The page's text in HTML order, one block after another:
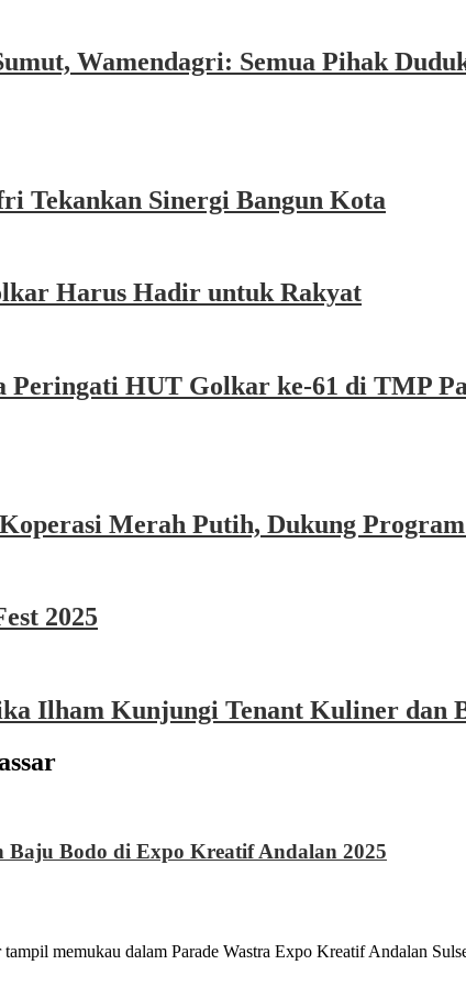
Wamendagri: Semua Pihak
Tekankan Sinergi Bangun Kota
Harus Hadir untuk Rakyat
HUT Golkar ke-61 di TMP
Merah Putih, Dukung
2025
Ilham Kunjungi Tenant Kuliner dan
Baju Bodo di Expo Kreatif Andalan 2025
memukau dalam Parade Wastra Expo Kreatif Andalan